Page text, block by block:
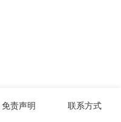
免责声明 联系方式